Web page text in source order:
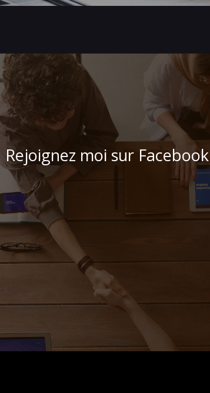
Rejoignez moi sur Facebook